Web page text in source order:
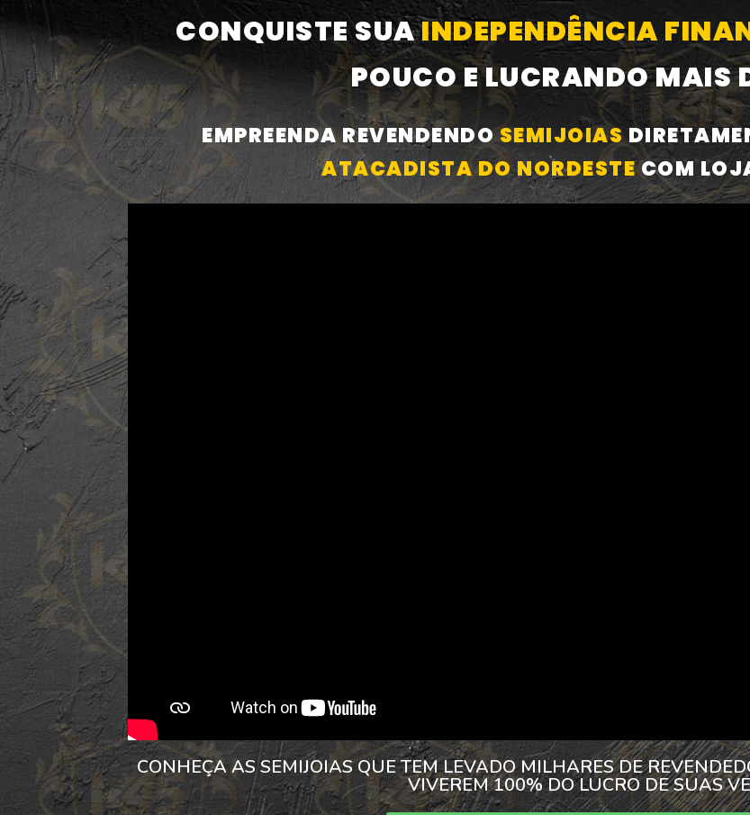
CONQUISTE SUAINDEPENDÊNCIA
POUCO E LUCRANDO MAIS
EMPREENDA REVENDENDOSEMIJOIAS
ATACADISTA DO NORDESTECOM
CONHEÇA AS SEMIJOIAS QUE TEM LEVADO MILHARES DE
VIVEREM 100% DO LUCRO DE SUAS